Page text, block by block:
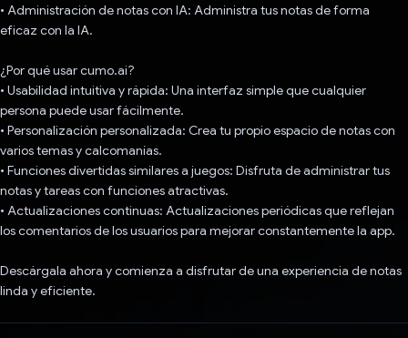
• Administración de notas con IA: Administra tus notas de forma
eficaz con la IA.
¿Por qué usar cumo.ai?
• Usabilidad intuitiva y rápida: Una interfaz simple que cualquier
persona puede usar fácilmente.
• Personalización personalizada: Crea tu propio espacio de notas con
varios temas y calcomanías.
• Funciones divertidas similares a juegos: Disfruta de administrar tus
notas y tareas con funciones atractivas.
• Actualizaciones continuas: Actualizaciones periódicas que reflejan
los comentarios de los usuarios para mejorar constantemente la app.
Descárgala ahora y comienza a disfrutar de una experiencia de notas
linda y eficiente.